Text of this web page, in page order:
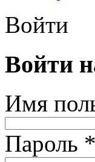
Войти
Войти
Имя
Пароль *